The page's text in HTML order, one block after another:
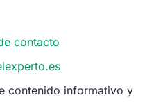
contacto
contenido informativo y